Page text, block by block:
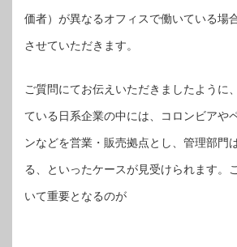
価者）が異なるオフィスで働いている場
させていただきます。
ご質問にてお伝えいただきましたように
ている日系企業の中には、コロンビアや
ンなどを営業・販売拠点とし、管理部門
る、といったケースが見受けられます。
いて重要となるのが